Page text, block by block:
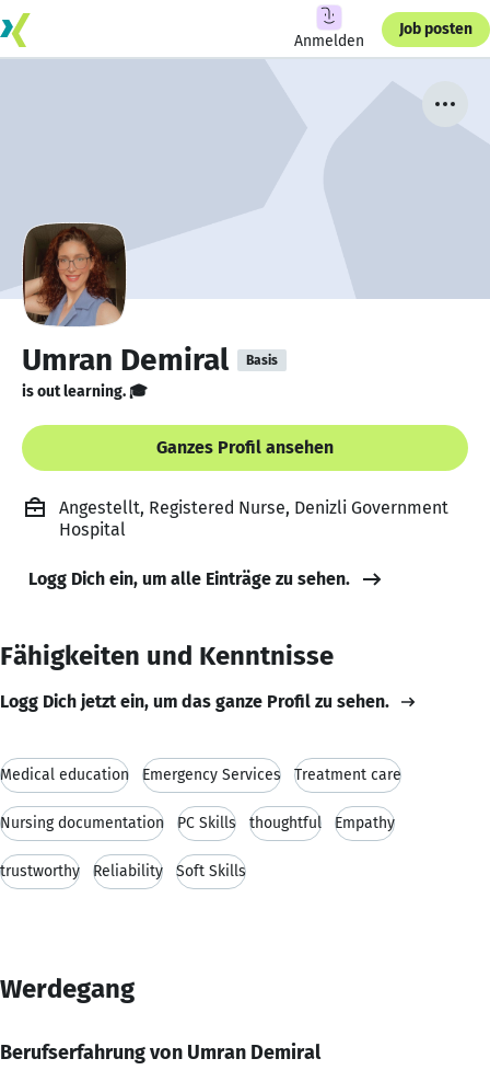
Anmelden
Job posten
Umran Demiral Basis
is out learning. 🎓
Ganzes Profil ansehen
Angestellt, Registered Nurse, Denizli Government
Hospital
Logg Dich ein, um alle Einträge zu sehen.
Fähigkeiten und Kenntnisse
Logg Dich jetzt ein, um das ganze Profil zu sehen.
Medical education Emergency Services Treatment care
Nursing documentation PC Skills thoughtful Empathy
trustworthy Reliability Soft Skills
Werdegang
Berufserfahrung von Umran Demiral